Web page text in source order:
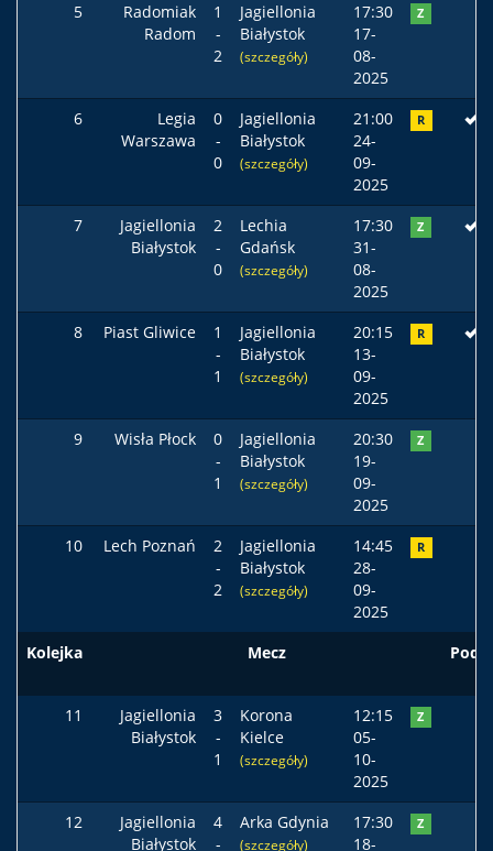
5
Radomiak
Radom
1
-
2
Jagiellonia
Białystok
(szczegóły)
17:30
17-
08-
2025
Z
6
Legia
Warszawa
0
-
0
Jagiellonia
Białystok
(szczegóły)
21:00
24-
09-
2025
R
7
Jagiellonia
Białystok
2
-
0
Lechia
Gdańsk
(szczegóły)
17:30
31-
08-
2025
Z
8 Piast Gliwice
1
-
1
Jagiellonia
Białystok
(szczegóły)
20:15
13-
09-
2025
R
9 Wisła Płock
0
-
1
Jagiellonia
Białystok
(szczegóły)
20:30
19-
09-
2025
Z
10 Lech Poznań
2
-
2
Jagiellonia
Białystok
(szczegóły)
14:45
28-
09-
2025
R
Kolejka Mecz Podst
11
Jagiellonia
Białystok
3
-
1
Korona
Kielce
(szczegóły)
12:15
05-
10-
2025
Z
12
Jagiellonia
Białystok
4
-
Arka Gdynia
(szczegóły)
17:30
18-
Z